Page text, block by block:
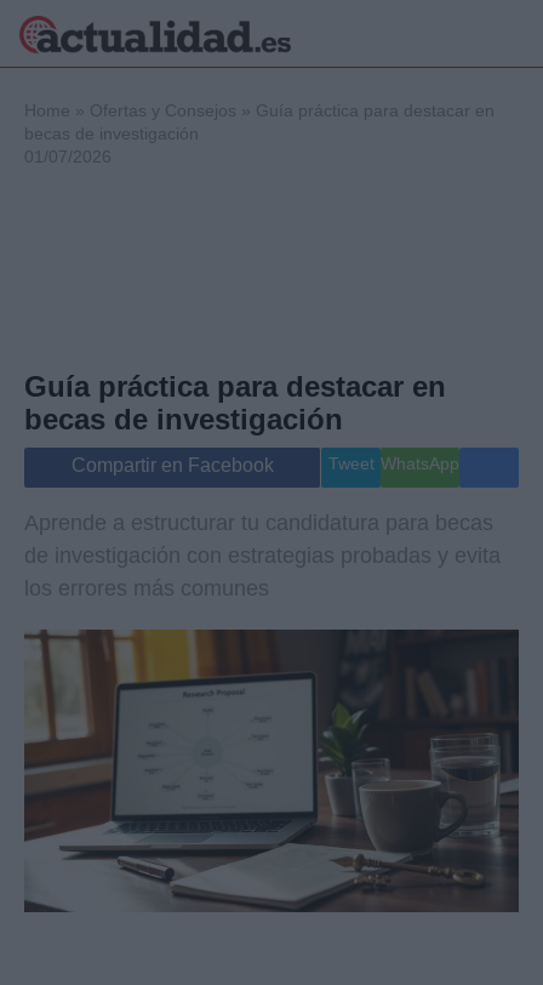
Internacional
Viajes
Gente
Musica
Home » Ofertas y Consejos » Guía práctica para destacar en
becas de investigación
01/07/2026
Guía práctica para destacar en
becas de investigación
Compartir en Facebook Tweet WhatsApp
Aprende a estructurar tu candidatura para becas
de investigación con estrategias probadas y evita
los errores más comunes